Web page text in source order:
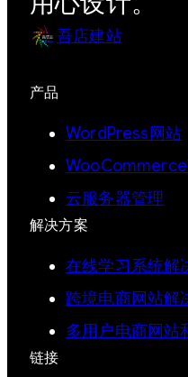
吾店建站
产品
WordPress网站
云服务器管理
解决方案
在线学习系统解
跨境电商网站解
多用户电商网站
链接